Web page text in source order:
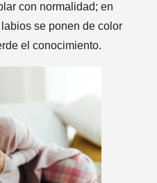
con normalidad; en
se ponen de color
el conocimiento.